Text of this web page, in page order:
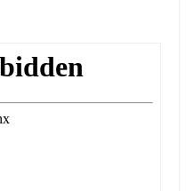
l